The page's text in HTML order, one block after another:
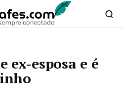
ex-esposa e é